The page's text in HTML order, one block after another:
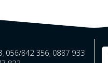
056/842 356, 0887 933